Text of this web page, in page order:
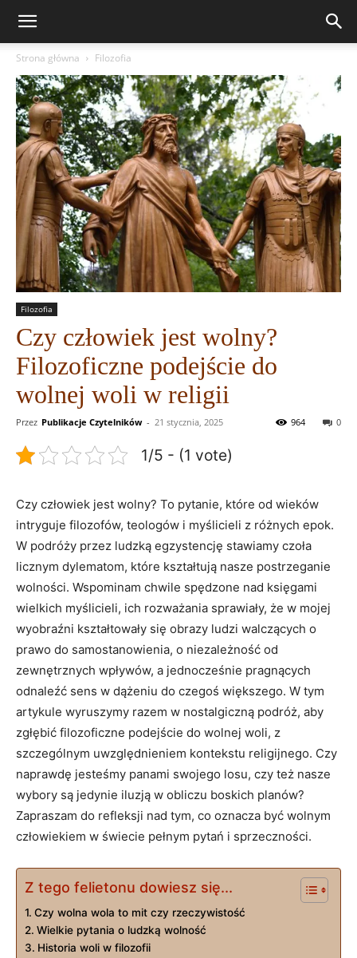
Strona główna Filozofia
Filozofia
Czy człowiek jest wolny?
Filozoficzne podejście do
wolnej woli w religii
Przez Publikacje Czytelników - 21 stycznia, 2025 0
964
1/5 - (1 vote)
Czy​ człowiek jest wolny? To pytanie, które od wieków
intryguje filozofów, teologów i myślicieli z różnych epok.
W ​podróży ⁣przez ludzką egzystencję​ stawiamy czoła
licznym dylematom, które kształtują nasze⁣ postrzeganie
wolności. Wspominam chwile spędzone nad księgami‍
wielkich myślicieli,⁢ ich rozważania sprawiały, że w mojej
⁤wyobraźni ‍kształtowały się obrazy ludzi walczących o
prawo do⁣ samostanowienia, o niezależność od
zewnętrznych wpływów, a jednocześnie ‌pragnących​
odnaleźć sens w dążeniu do czegoś większego. W tym
artykule wyruszymy razem w nostalgiczną podróż, aby
zgłębić filozoficzne podejście do wolnej⁤ woli, z
szczególnym​ uwzględnieniem kontekstu religijnego. Czy
naprawdę jesteśmy panami swojego losu, czy też nasze
wybory są​ jedynie⁤ iluzją w obliczu ⁣boskich planów?
Zapraszam do refleksji ​nad ‌tym, co oznacza być wolnym
człowiekiem w świecie pełnym pytań i sprzeczności.
Z tego felietonu dowiesz się...
Czy​ wolna wola to mit ‍czy rzeczywistość
Wielkie pytania⁤ o ludzką wolność
Historia woli w filozofii